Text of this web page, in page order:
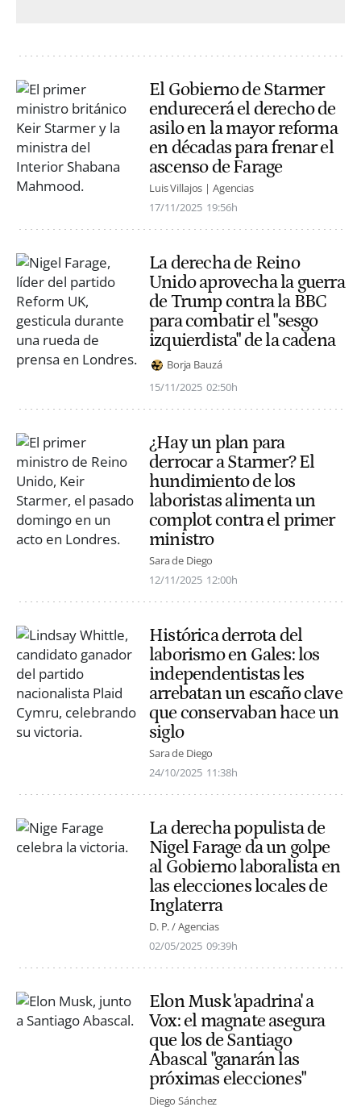
El Gobierno de Starmer
endurecerá el derecho de
asilo en la mayor reforma
en décadas para frenar el
ascenso de Farage
Luis Villajos | Agencias
17/11/2025 19:56h
La derecha de Reino
Unido aprovecha la guerra
de Trump contra la BBC
para combatir el "sesgo
izquierdista" de la cadena
Borja Bauzá
15/11/2025 02:50h
¿Hay un plan para
derrocar a Starmer? El
hundimiento de los
laboristas alimenta un
complot contra el primer
ministro
Sara de Diego
12/11/2025 12:00h
Histórica derrota del
laborismo en Gales: los
independentistas les
arrebatan un escaño clave
que conservaban hace un
siglo
Sara de Diego
24/10/2025 11:38h
La derecha populista de
Nigel Farage da un golpe
al Gobierno laboralista en
las elecciones locales de
Inglaterra
D. P. / Agencias
02/05/2025 09:39h
Elon Musk 'apadrina' a
Vox: el magnate asegura
que los de Santiago
Abascal "ganarán las
próximas elecciones"
Diego Sánchez